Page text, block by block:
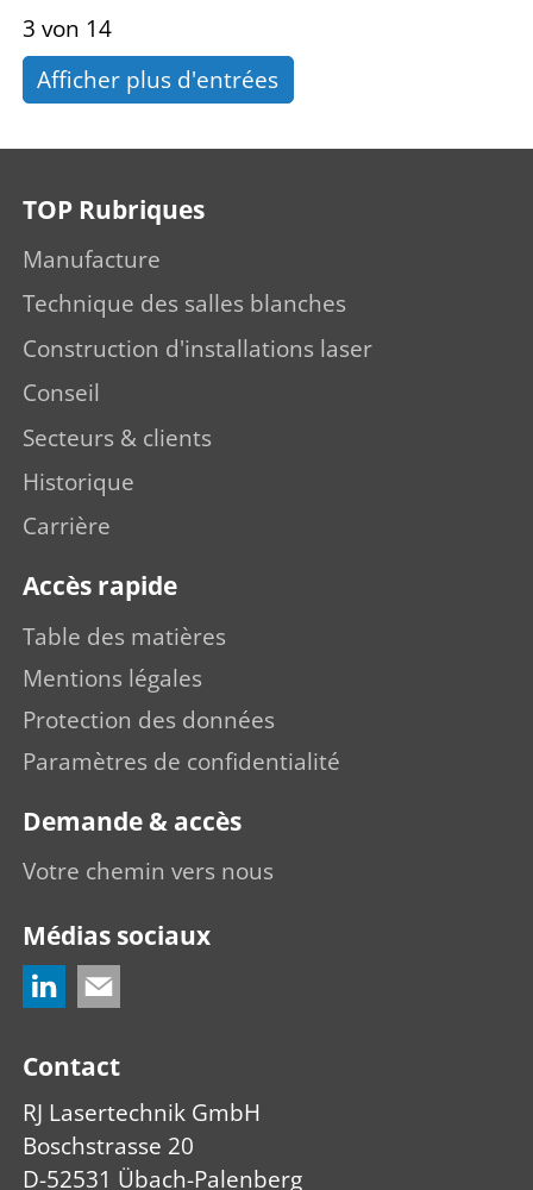
3 von 14
Afficher plus d'entrées
TOP Rubriques
Manufacture
Technique des salles blanches
Construction d'installations laser
Conseil
Secteurs & clients
Historique
Carrière
Accès rapide
Table des matières
Mentions légales
Protection des données
Paramètres de confidentialité
Demande & accès
Votre chemin vers nous
Médias sociaux
Contact
RJ Lasertechnik GmbH
Boschstrasse 20
D-52531 Übach-Palenberg